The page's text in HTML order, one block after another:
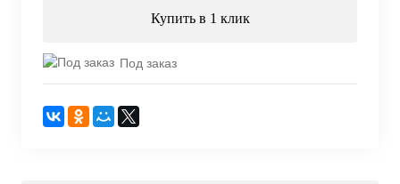
Купить в 1 клик
Под заказ